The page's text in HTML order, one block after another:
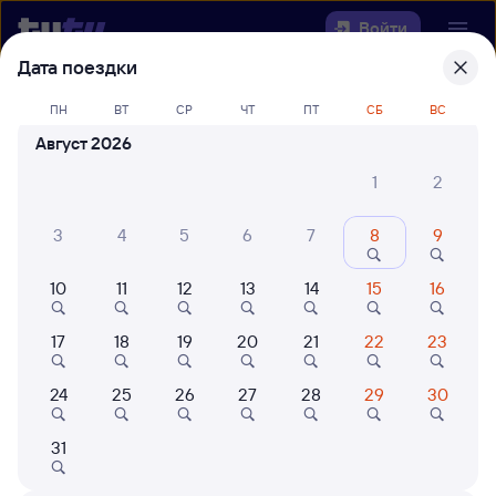
Войти
Выберите день, чтобы найтиж/д
билеты Омск — Шафраново
Куда
Когда
Кто едет
Найти поезда
Дата поездки
ПН ВТ СР ЧТ ПТ СБ ВС
Август 2026
1
2
3 4 5 6 7 8 9
10 11 12 13 14 15 16
17 18 19 20 21 22 23
24 25 26 27 28 29 30
31